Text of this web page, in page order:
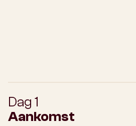
Dag 1
Aankomst